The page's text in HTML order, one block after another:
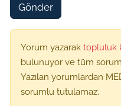
Gönder
Yorum yazarak topluluk
bulunuyor ve tüm
Yazılan yorumlardan
sorumlu tutulamaz.